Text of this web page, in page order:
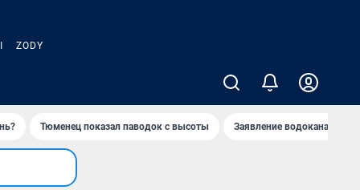
ZODY
Тюменец показал паводок с высоты Заявление водоканала